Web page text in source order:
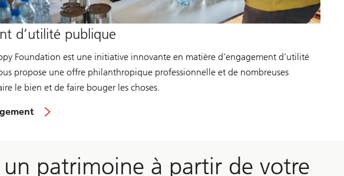
d’utilité publique
Foundation est une initiative innovante en matière d’engagement d’utilité
propose une offre philanthropique professionnelle et de nombreuses
le bien et de faire bouger les choses.
patrimoine à partir de votre